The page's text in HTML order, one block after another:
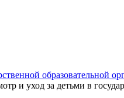
образовательной
и уход за детьми в